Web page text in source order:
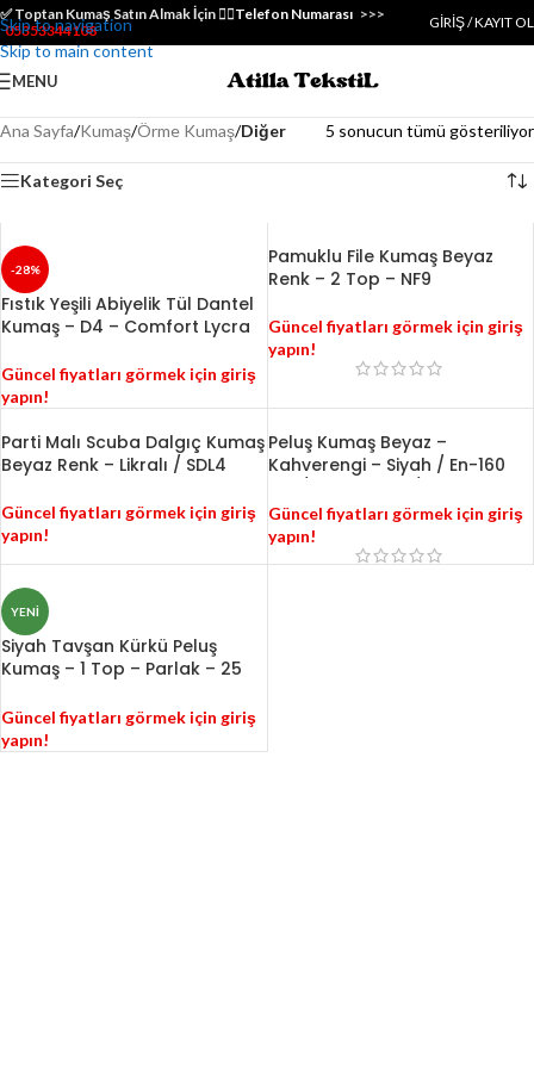
Skip to navigation
Skip to main content
✅️ Toptan Kumaş Satın Almak İçin 👇🏻Telefon Numarası >>>
05353344108
GIRIŞ / KAYIT OL
MENU
Ana Sayfa/Kumaş/Örme Kumaş/Diğer 5 sonucun tümü gösteriliyor
Kategori Seç
-28%
Fıstık Yeşili Abiyelik Tül Dantel
Kumaş – D4 – Comfort Lycra
Güncel fiyatları görmek için giriş
yapın!
Pamuklu File Kumaş Beyaz
Renk – 2 Top – NF9
Güncel fiyatları görmek için giriş
yapın!
Parti Malı Scuba Dalgıç Kumaş
Beyaz Renk – Likralı / SDL4
Güncel fiyatları görmek için giriş
yapın!
Peluş Kumaş Beyaz –
Kahverengi – Siyah / En-160
Güncel fiyatları görmek için giriş
yapın!
YENI
Siyah Tavşan Kürkü Peluş
Kumaş – 1 Top – Parlak – 25
Güncel fiyatları görmek için giriş
yapın!